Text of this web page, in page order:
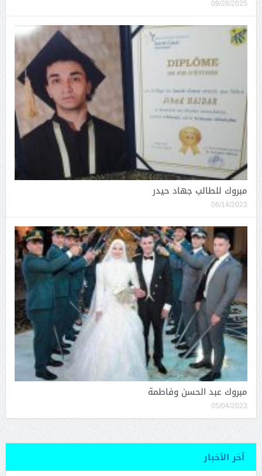
09/28/2025
مبروك للطالب جهاد حيدر
06/14/2023
مبروك عبد الحسن وفاطمة
05/04/2023
آخر الأخبار